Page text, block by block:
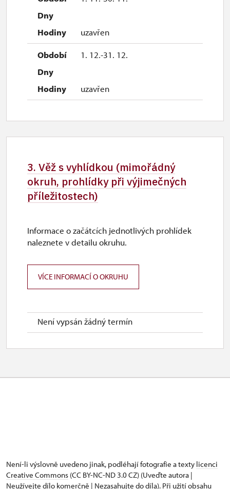
uzavřen
1. 12.-31. 12.
uzavřen
3. Věž s vyhlídkou (mimořádný
okruh, prohlídky při výjimečných
příležitostech)
Není vypsán žádný termín
Informace o začátcích jednotlivých prohlídek
naleznete v detailu okruhu.
VÍCE INFORMACÍ O OKRUHU
Není-li výslovně uvedeno jinak, podléhají fotografie a texty licenci
Creative Commons (CC BY-NC-ND 3.0 CZ) (Uveďte autora |
Neužívejte dílo komerčně | Nezasahujte do díla). Při užití obsahu